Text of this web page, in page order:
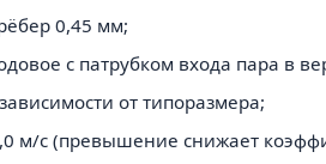
0,45 мм;
с патрубком входа пара в
от типоразмера;
м/с (превышение снижает